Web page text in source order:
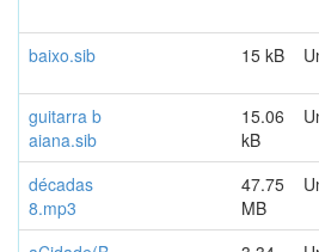
baixo.sib 15 kB
guitarra b
aiana.sib
15.06
kB
décadas
8.mp3
47.75
MB